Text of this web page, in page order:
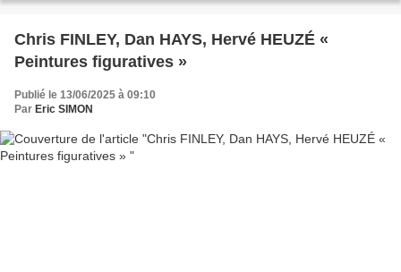
Chris FINLEY, Dan HAYS, Hervé HEUZÉ «
Peintures figuratives »
Publié le 13/06/2025 à 09:10
Par Eric SIMON